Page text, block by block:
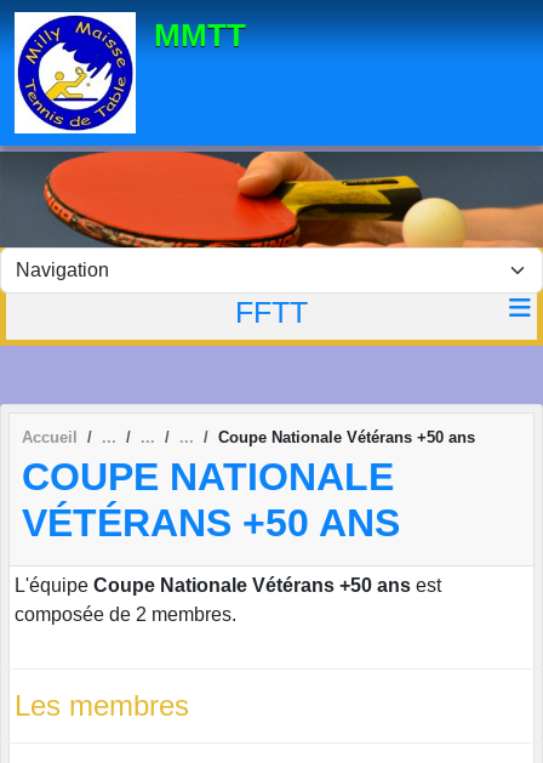
MMTT
FFTT
Accueil Coupe Nationale Vétérans +50 ans
COUPE NATIONALE
VÉTÉRANS +50 ANS
L'équipe Coupe Nationale Vétérans +50 ans est
composée de 2 membres.
Les membres
Panneau de gestion des cookies